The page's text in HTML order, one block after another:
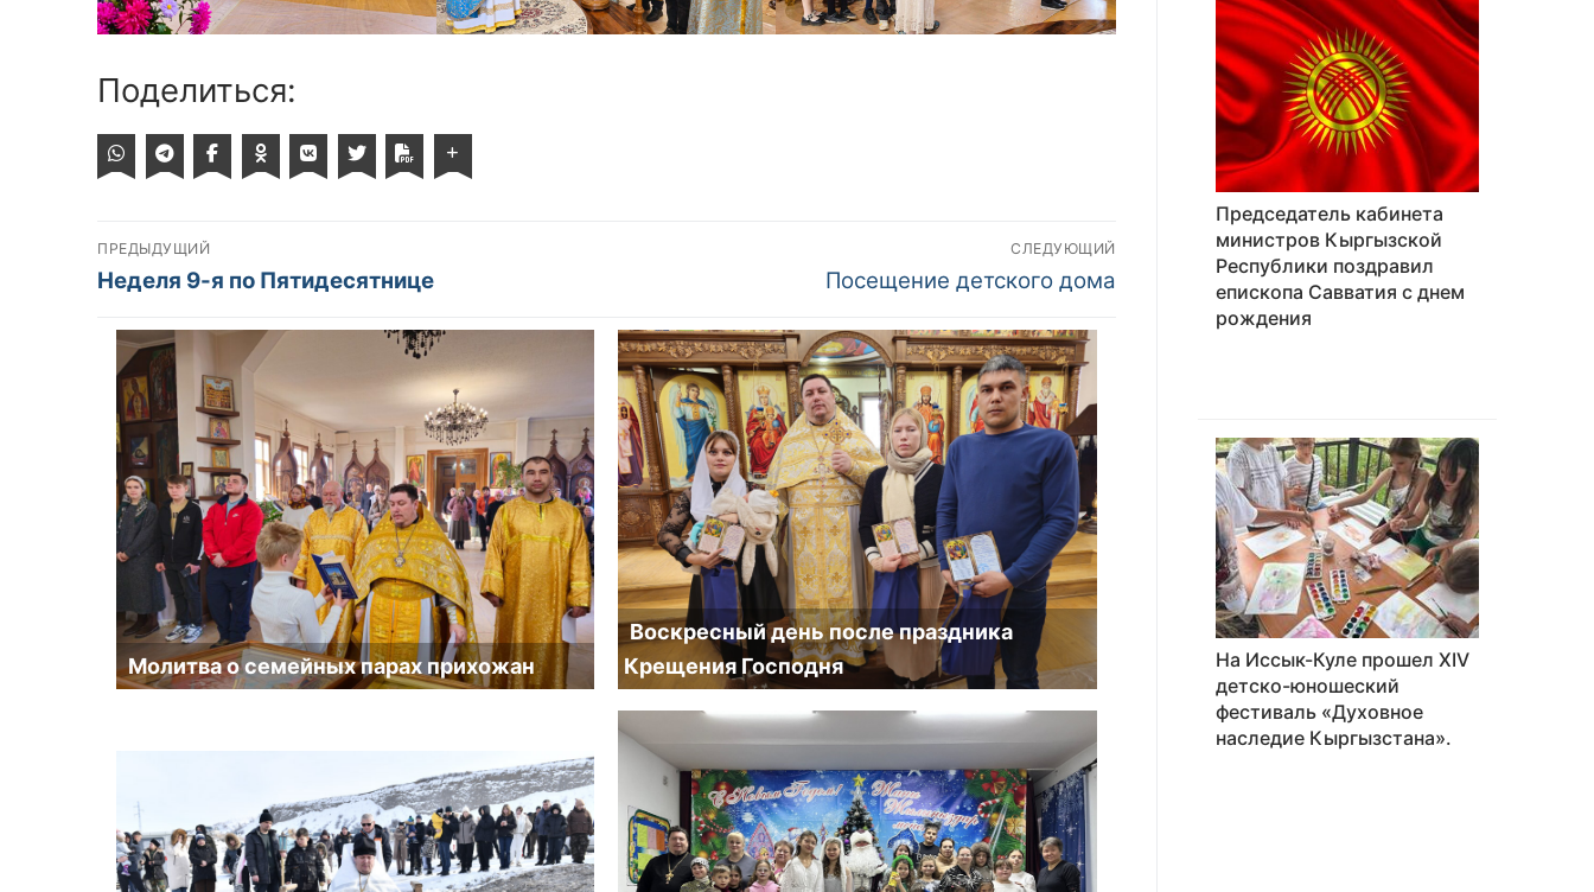
Поделиться:
Навигация
по
записям
ПРЕДЫДУЩИЙ
Предыдущий
Неделя 9-я по Пятидесятнице
СЛЕДУЮЩИЙ
Следующий
Посещение детского дома
Молитва о семейных парах прихожан
Воскресный день после праздника
Крещения Господня
Председатель кабинета
министров Кыргызской
Республики поздравил
епископа Савватия с днем
рождения
На Иссык-Куле прошел XIV
детско-юношеский
фестиваль «Духовное
наследие Кыргызстана».